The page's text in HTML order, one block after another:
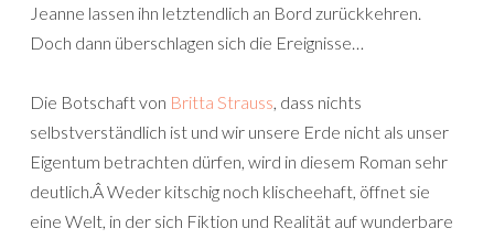
Jeanne lassen ihn letztendlich an Bord zurückkehren.
Doch dann überschlagen sich die Ereignisse…
Die Botschaft von Britta Strauss, dass nichts
selbstverständlich ist und wir unsere Erde nicht als unser
Eigentum betrachten dürfen, wird in diesem Roman sehr
deutlich.Â Weder kitschig noch klischeehaft, öffnet sie
eine Welt, in der sich Fiktion und Realität auf wunderbare